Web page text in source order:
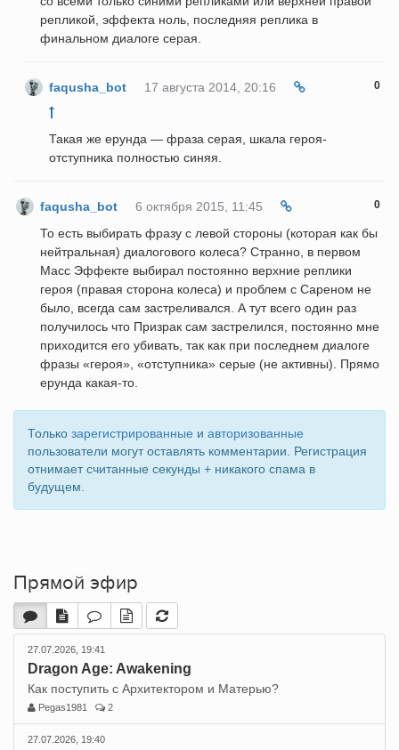
репликой, эффекта ноль, последняя реплика в
финальном диалоге серая.
faqusha_bot 17 августа 2014, 20:16 0
Такая же ерунда — фраза серая, шкала героя-
отступника полностью синяя.
faqusha_bot 6 октября 2015, 11:45 0
То есть выбирать фразу с левой стороны (которая как бы
нейтральная) диалогового колеса? Странно, в первом
Масс Эффекте выбирал постоянно верхние реплики
героя (правая сторона колеса) и проблем с Сареном не
было, всегда сам застреливался. А тут всего один раз
получилось что Призрак сам застрелился, постоянно мне
приходится его убивать, так как при последнем диалоге
фразы «героя», «отступника» серые (не активны). Прямо
ерунда какая-то.
Только зарегистрированные и авторизованные
пользователи могут оставлять комментарии. Регистрация
отнимает считанные секунды + никакого спама в
будущем.
Прямой эфир
27.07.2026, 19:41
Dragon Age: Awakening
Как поступить с Архитектором и Матерью?
Pegas1981 2
27.07.2026, 19:40